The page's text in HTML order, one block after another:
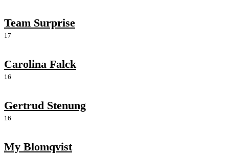
Team Surprise
17
Carolina Falck
16
Gertrud Stenung
16
My Blomqvist